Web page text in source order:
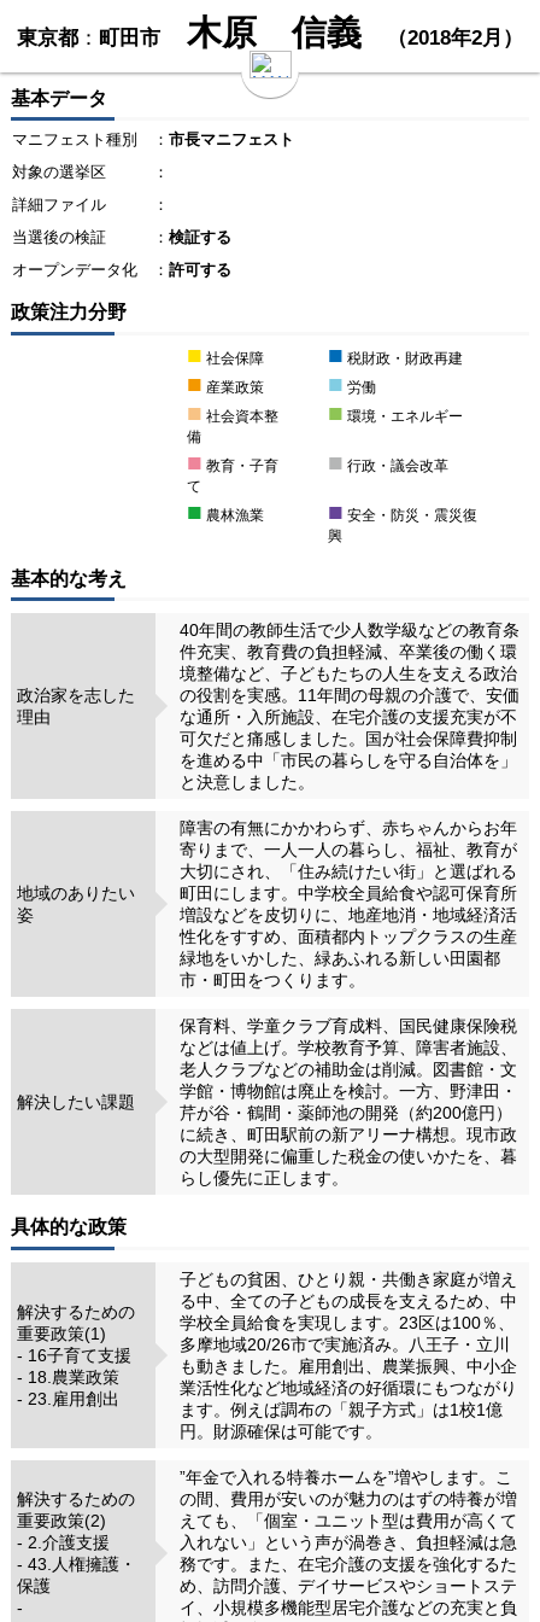
東京都： 町田市 木原 信義 （2018年2月）
基本データ
マニフェスト種別 ： 市長マニフェスト
対象の選挙区
：
詳細ファイル
：
当選後の検証
： 検証する
オープンデータ化
： 許可する
政策注力分野
■ 社会保障 ■ 税財政・財政再建
■ 産業政策 ■ 労働
■ 社会資本整
備
■ 環境・エネルギー
■ 教育・子育
て
■ 行政・議会改革
■ 農林漁業 ■ 安全・防災・震災復
興
基本的な考え
政治家を志した
理由
40年間の教師生活で少人数学級などの教育条
件充実、教育費の負担軽減、卒業後の働く環
境整備など、子どもたちの人生を支える政治
の役割を実感。11年間の母親の介護で、安価
な通所・入所施設、在宅介護の支援充実が不
可欠だと痛感しました。国が社会保障費抑制
を進める中「市民の暮らしを守る自治体を」
と決意しました。
地域のありたい
姿
障害の有無にかかわらず、赤ちゃんからお年
寄りまで、一人一人の暮らし、福祉、教育が
大切にされ、「住み続けたい街」と選ばれる
町田にします。中学校全員給食や認可保育所
増設などを皮切りに、地産地消・地域経済活
性化をすすめ、面積都内トップクラスの生産
緑地をいかした、緑あふれる新しい田園都
市・町田をつくります。
解決したい課題
保育料、学童クラブ育成料、国民健康保険税
などは値上げ。学校教育予算、障害者施設、
老人クラブなどの補助金は削減。図書館・文
学館・博物館は廃止を検討。一方、野津田・
芹が谷・鶴間・薬師池の開発（約200億円）
に続き、町田駅前の新アリーナ構想。現市政
の大型開発に偏重した税金の使いかたを、暮
らし優先に正します。
具体的な政策
解決するための
重要政策(1)
- 16子育て支援
- 18.農業政策
- 23.雇用創出
子どもの貧困、ひとり親・共働き家庭が増え
る中、全ての子どもの成長を支えるため、中
学校全員給食を実現します。23区は100％、
多摩地域20/26市で実施済み。八王子・立川
も動きました。雇用創出、農業振興、中小企
業活性化など地域経済の好循環にもつながり
ます。例えば調布の「親子方式」は1校1億
円。財源確保は可能です。
解決するための
重要政策(2)
- 2.介護支援
- 43.人権擁護・
保護
-
”年金で入れる特養ホームを”増やします。こ
の間、費用が安いのが魅力のはずの特養が増
えても、「個室・ユニット型は費用が高くて
入れない」という声が渦巻き、負担軽減は急
務です。また、在宅介護の支援を強化するた
め、訪問介護、デイサービスやショートステ
イ、小規模多機能型居宅介護などの充実と負